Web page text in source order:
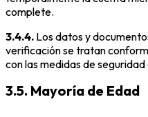
complete.
3.4.4. Los datos y
verificación se tratan
con las medidas de
3.5. Mayoría de Edad